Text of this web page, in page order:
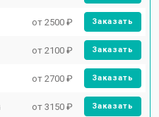
от 2500 ₽ Заказать
от 2100 ₽ Заказать
от 2700 ₽ Заказать
от 3150 ₽ Заказать